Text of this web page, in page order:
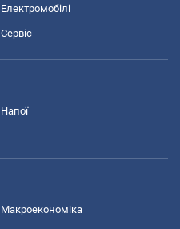
Електромобілі
Сервіс
Напої
Макроекономіка